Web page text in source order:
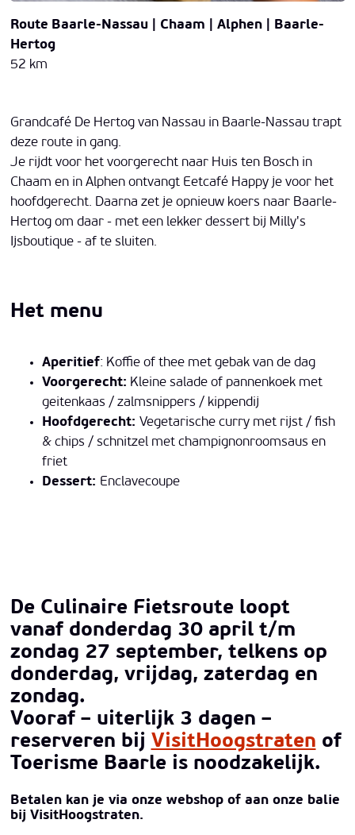
Route Baarle-Nassau | Chaam | Alphen | Baarle-
Hertog
52 km
Grandcafé De Hertog van Nassau in Baarle-Nassau trapt
deze route in gang.
Je rijdt voor het voorgerecht naar Huis ten Bosch in
Chaam en in Alphen ontvangt Eetcafé Happy je voor het
hoofdgerecht. Daarna zet je opnieuw koers naar Baarle-
Hertog om daar - met een lekker dessert bij Milly's
Ijsboutique - af te sluiten.
Het menu
Aperitief: Koffie of thee met gebak van de dag
Voorgerecht: Kleine salade of pannenkoek met
geitenkaas / zalmsnippers / kippendij
Hoofdgerecht: Vegetarische curry met rijst / fish
& chips / schnitzel met champignonroomsaus en
friet
Dessert: Enclavecoupe
De Culinaire Fietsroute loopt
vanaf donderdag 30 april t/m
zondag 27 september, telkens op
donderdag, vrijdag, zaterdag en
zondag.
Vooraf – uiterlijk 3 dagen –
reserveren bij VisitHoogstraten of
Toerisme Baarle is noodzakelijk.
Betalen kan je via onze webshop of aan onze balie
bij VisitHoogstraten.